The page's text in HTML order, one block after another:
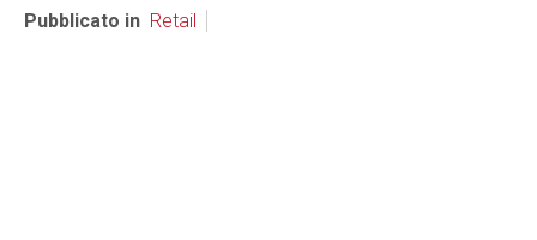
Pubblicato in Retail